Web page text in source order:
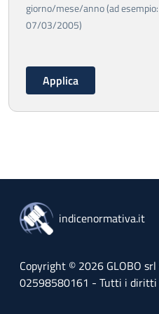
giorno/mese/anno (ad
07/03/2005)
indicenormativa.it
Copyright © 2026 GLOBO srl
02598580161 - Tutti i